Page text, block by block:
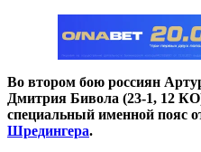
Во втором бою россиян
Дмитрия Бивола (23-1, 12
специальный именной пояс
Шредингера.